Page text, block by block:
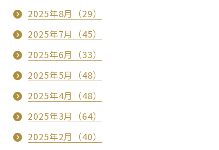
2025年8月（29）
2025年7月（45）
2025年6月（33）
2025年5月（48）
2025年4月（48）
2025年3月（64）
2025年2月（40）